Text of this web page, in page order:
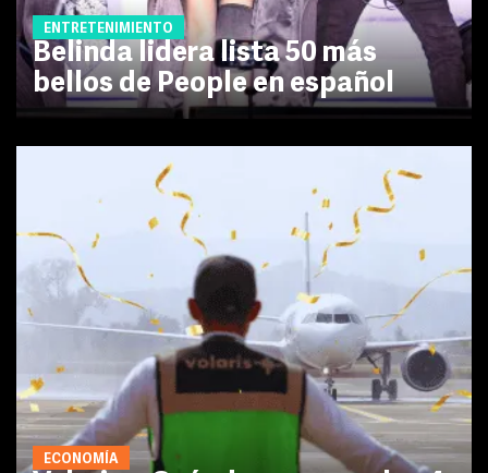
ENTRETENIMIENTO
Belinda lidera lista 50 más
bellos de People en español
ECONOMÍA